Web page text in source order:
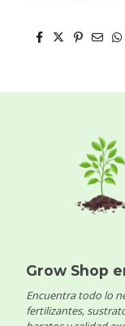
Grow Shop
Encuentra todo lo
fertilizantes,